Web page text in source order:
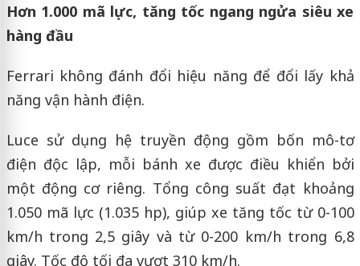
Hơn 1.000 mã lực, tăng tốc ngang ngửa siêu xe
hàng đầu
Ferrari không đánh đổi hiệu năng để đổi lấy khả
năng vận hành điện.
Luce sử dụng hệ truyền động gồm bốn mô-tơ
điện độc lập, mỗi bánh xe được điều khiển bởi
một động cơ riêng. Tổng công suất đạt khoảng
1.050 mã lực (1.035 hp), giúp xe tăng tốc từ 0-100
km/h trong 2,5 giây và từ 0-200 km/h trong 6,8
giây. Tốc độ tối đa vượt 310 km/h.